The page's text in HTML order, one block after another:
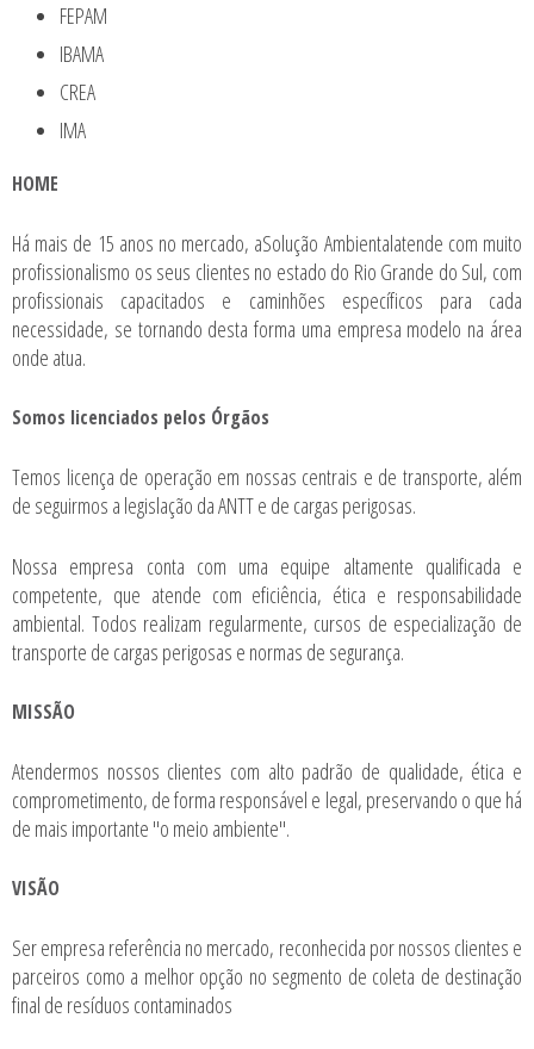
FEPAM
IBAMA
CREA
IMA
HOME
Há mais de 15 anos no mercado, aSolução Ambientalatende com muito
profissionalismo os seus clientes no estado do Rio Grande do Sul, com
profissionais capacitados e caminhões específicos para cada
necessidade, se tornando desta forma uma empresa modelo na área
onde atua.
Somos licenciados pelos Órgãos
Temos licença de operação em nossas centrais e de transporte, além
de seguirmos a legislação da ANTT e de cargas perigosas.
Nossa empresa conta com uma equipe altamente qualificada e
competente, que atende com eficiência, ética e responsabilidade
ambiental. Todos realizam regularmente, cursos de especialização de
transporte de cargas perigosas e normas de segurança.
MISSÃO
Atendermos nossos clientes com alto padrão de qualidade, ética e
comprometimento, de forma responsável e legal, preservando o que há
de mais importante "o meio ambiente".
VISÃO
Ser empresa referência no mercado, reconhecida por nossos clientes e
parceiros como a melhor opção no segmento de coleta de destinação
final de resíduos contaminados